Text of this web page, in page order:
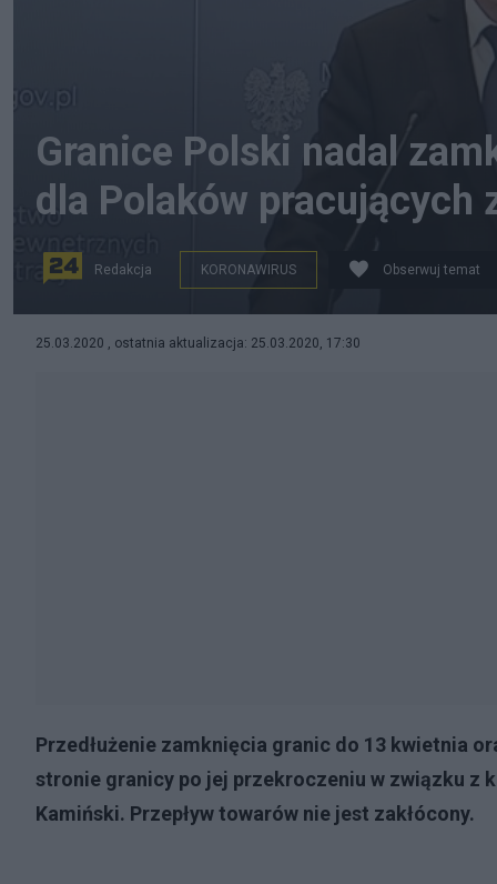
Granice Polski nadal
dla Polaków pracujących
Redakcja KORONAWIRUS Obserwuj temat
25.03.2020 , ostatnia aktualizacja: 25.03.2020, 17:30
Przedłużenie zamknięcia granic do 13 kwietnia
stronie granicy po jej przekroczeniu w związku z
Kamiński. Przepływ towarów nie jest zakłócony.